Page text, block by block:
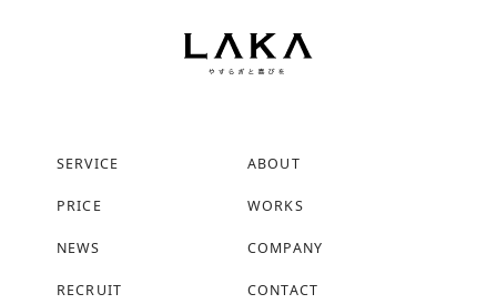
SERVICE ABOUT
PRICE WORKS
NEWS COMPANY
RECRUIT CONTACT